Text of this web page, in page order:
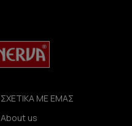
ΣΧΕΤΙΚΑ ΜΕ ΕΜΑΣ
About us